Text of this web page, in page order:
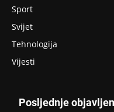
Sport
Svijet
Tehnologija
Vijesti
Posljednje